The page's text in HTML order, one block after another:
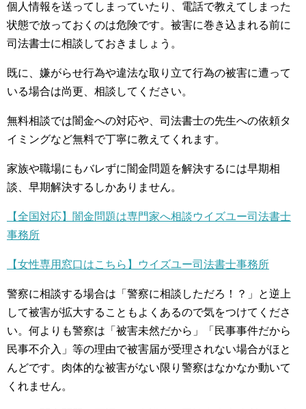
個人情報を送ってしまっていたり、電話で教えてしまった
状態で放っておくのは危険です。被害に巻き込まれる前に
司法書士に相談しておきましょう。
既に、嫌がらせ行為や違法な取り立て行為の被害に遭って
いる場合は尚更、相談してください。
無料相談では闇金への対応や、司法書士の先生への依頼タ
イミングなど無料で丁寧に教えてくれます。
家族や職場にもバレずに闇金問題を解決するには早期相
談、早期解決するしかありません。
【全国対応】闇金問題は専門家へ相談ウイズユー司法書士
事務所
【女性専用窓口はこちら】ウイズユー司法書士事務所
警察に相談する場合は「警察に相談しただろ！？」と逆上
して被害が拡大することもよくあるので気をつけてくださ
い。何よりも警察は「被害未然だから」「民事事件だから
民事不介入」等の理由で被害届が受理されない場合がほと
んどです。肉体的な被害がない限り警察はなかなか動いて
くれません。